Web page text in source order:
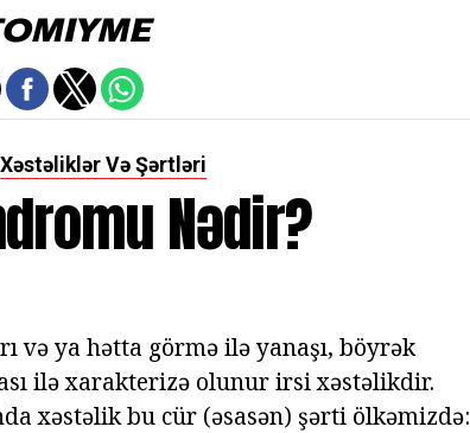
Xəstəliklər Və Şərtləri
Nədir?
və ya hətta görmə ilə yanaşı, böyrək
ilə xarakterizə olunur irsi xəstəlikdir.
xəstəlik bu cür (əsasən) şərti ölkəmizdə: